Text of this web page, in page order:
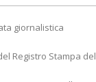
giornalistica
Registro Stampa del